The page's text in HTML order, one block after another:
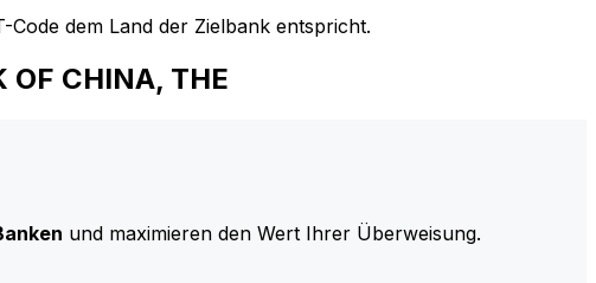
dem Land der Zielbank entspricht.
OF CHINA, THE
und maximieren den Wert Ihrer Überweisung.